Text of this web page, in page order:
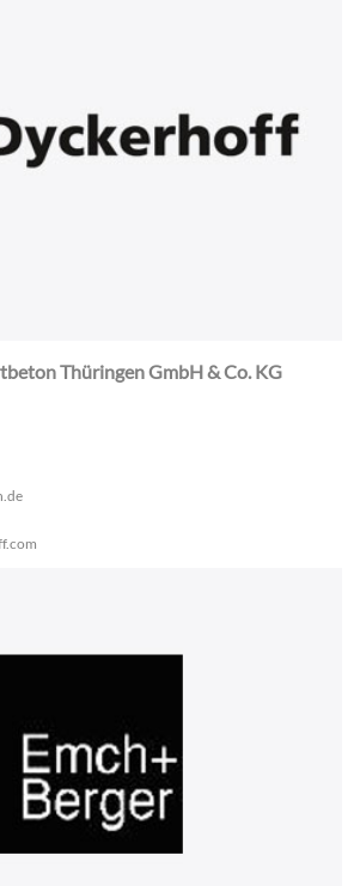
Thüringen GmbH & Co. KG
de